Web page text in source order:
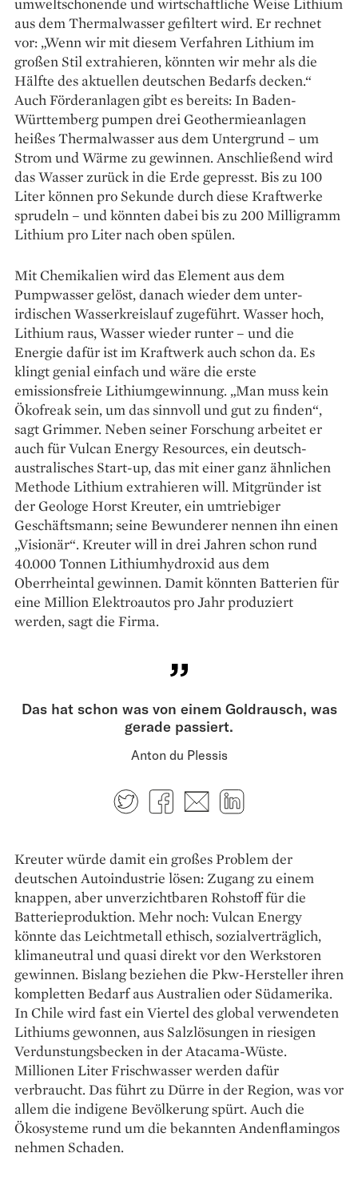
umweltschonende und wirtschaftliche Weise Lithium
aus dem Thermalwasser gefiltert wird. Er rechnet
vor: „Wenn wir mit diesem Verfahren Lithium im
großen Stil extrahieren, könnten wir mehr als die
Hälfte des aktuellen deutschen Bedarfs decken.“
Auch Förderanlagen gibt es bereits: In Baden-
Württemberg pumpen drei Geothermieanlagen
heißes Thermalwasser aus dem Untergrund – um
Strom und Wärme zu gewinnen. Anschließend wird
das Wasser zurück in die Erde gepresst. Bis zu 100
Liter können pro Sekunde durch diese Kraftwerke
sprudeln – und könnten dabei bis zu 200 Milligramm
Lithium pro Liter nach oben spülen.
Mit Chemikalien wird das Element aus dem
Pumpwasser gelöst, danach wieder dem unter­
irdischen Wasserkreislauf zugeführt. Wasser hoch,
Lithium raus, Wasser wieder runter – und die
Energie dafür ist im Kraftwerk auch schon da. Es
klingt genial einfach und wäre die erste
emissionsfreie Lithiumgewinnung. „Man muss kein
Ökofreak sein, um das sinnvoll und gut zu finden“,
sagt Grimmer. Neben seiner Forschung arbeitet er
auch für Vulcan Energy Resources, ein deutsch-
austra­lisches Start-up, das mit einer ganz ähnlichen
Methode Lithium extrahieren will. Mitgründer ist
der Geologe Horst Kreuter, ein umtriebiger
Geschäftsmann; seine Bewunderer nennen ihn einen
„Visionär“. Kreuter will in drei Jahren schon rund
40.000 Tonnen Lithiumhydroxid aus dem
Oberrheintal gewinnen. Damit könnten Batterien für
eine Million Elektroautos pro Jahr produziert
werden, sagt die Firma.
Das hat schon was von einem Goldrausch, was
gerade passiert.
Anton du Plessis
TwitterFacebook
E-mail
Kreuter würde damit ein großes Problem der
deutschen Autoindustrie lösen: Zugang zu einem
knappen, aber unverzichtbaren Rohstoff für die
Batterieproduktion. Mehr noch: Vulcan Energy
könnte das Leichtmetall ethisch, sozialverträglich,
klimaneutral und quasi direkt vor den Werkstoren
gewinnen. Bislang beziehen die Pkw-Hersteller ­ihren
kompletten Bedarf aus Australien oder Süd­amerika.
In Chile wird fast ein Viertel des global verwendeten
Lithiums gewonnen, aus Salzlösungen in riesigen
Verdunstungsbecken in der Atacama-Wüste.
Millionen Liter Frischwasser werden dafür
verbraucht. Das führt zu Dürre in der Region, was vor
allem die indigene Bevöl­kerung spürt. Auch die
Ökosysteme rund um die bekannten Anden­flamingos
nehmen Schaden.